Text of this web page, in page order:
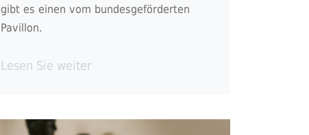
gibt es einen vom bundesgeförderten
Pavillon.
Lesen Sie weiter